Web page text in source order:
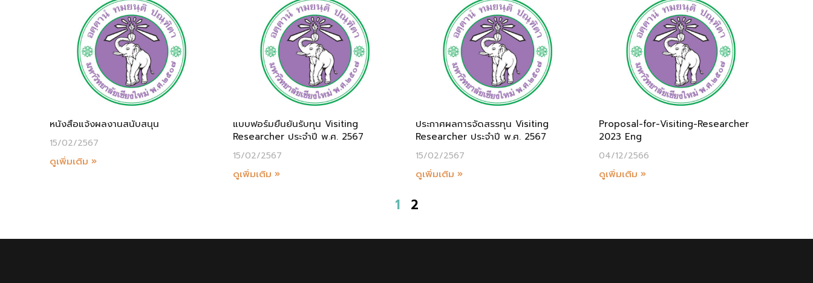
หนังสือแจ้งผลงานสนับสนุน
15/02/2567
ดูเพิ่มเติม »
แบบฟอร์มยืนยันรับทุน Visiting
Researcher ประจำปี พ.ศ. 2567
15/02/2567
ดูเพิ่มเติม »
ประกาศผลการจัดสรรทุน Visiting
Researcher ประจำปี พ.ศ. 2567
15/02/2567
ดูเพิ่มเติม »
Proposal-for-Visiting-Researcher
2023 Eng
04/12/2566
ดูเพิ่มเติม »
1 2